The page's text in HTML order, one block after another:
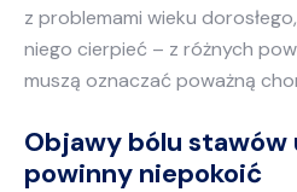
z problemami wieku
niego cierpieć – z różnych
muszą oznaczać poważną
Objawy bólu stawów
powinny niepokoić